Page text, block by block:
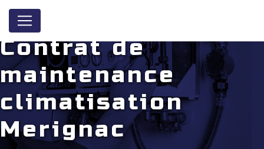
Contrat de
maintenance
climatisation
Merignac
Panneau de gestion des cookies